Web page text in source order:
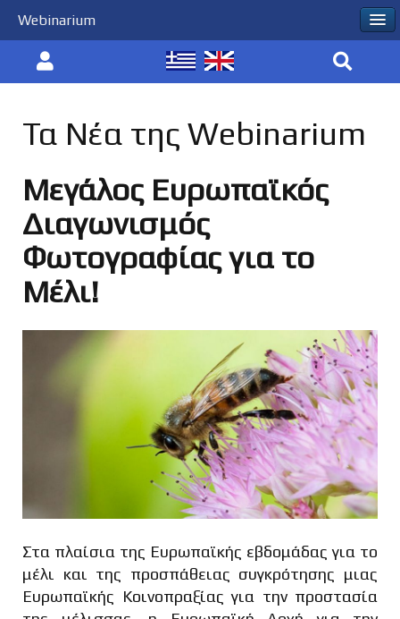
Τα Νέα της Webinarium
Μεγάλος Ευρωπαϊκός
Διαγωνισμός
Φωτογραφίας για το
Μέλι!
Στα πλαίσια της Ευρωπαϊκής εβδομάδας για το
μέλι και της προσπάθειας συγκρότησης μιας
Ευρωπαϊκής Kοινοπραξίας για την προστασία
Webinarium